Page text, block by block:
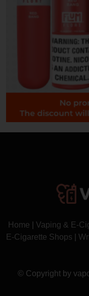
Home Vaping & E-
E-Cigarette Shops
© Copyright by